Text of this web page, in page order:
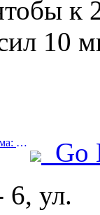
к
10
Prev:Министерство культуры и туризма: уделяет особое внимание как спросу, так и предложению для регулирования культурной и туристической потребительской деятельности и путешествий.
Go
ул.